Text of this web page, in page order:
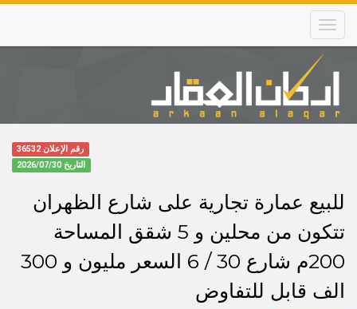
Skip
main
content
Main
navigation
رقم الإعلان 36532
التاريخ 2026/07/30
للبيع عمارة تجارية على شارع الظهران
تتكون من محلين و 5 شقق المساحة
200م شارع 30 / 6 السعر مليون و 300
الف قابل للتفاوض